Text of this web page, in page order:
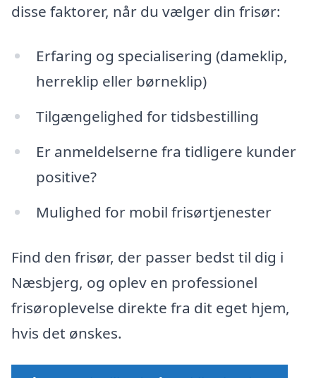
disse faktorer, når du vælger din frisør:
Erfaring og specialisering (dameklip,
herreklip eller børneklip)
Tilgængelighed for tidsbestilling
Er anmeldelserne fra tidligere kunder
positive?
Mulighed for mobil frisørtjenester
Find den frisør, der passer bedst til dig i
Næsbjerg, og oplev en professionel
frisøroplevelse direkte fra dit eget hjem,
hvis det ønskes.